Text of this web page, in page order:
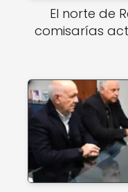
El norte de
comisarías